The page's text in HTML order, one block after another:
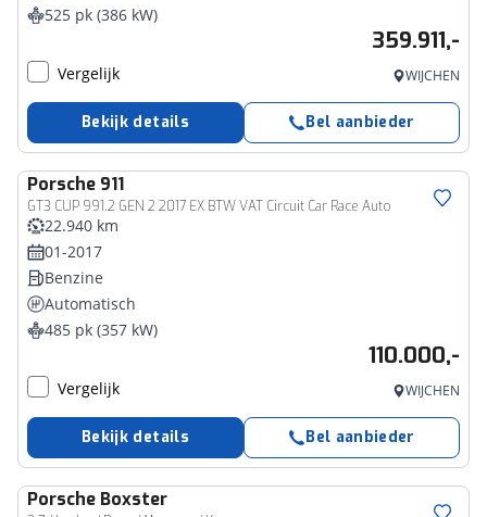
525 pk (386 kW)
359.911,-
Vergelijk WIJCHEN
Bekijk details Bel aanbieder
Porsche 911
GT3 CUP 991.2 GEN 2 2017 EX BTW VAT Circuit Car Race Auto
22.940 km
01-2017
Benzine
Automatisch
485 pk (357 kW)
110.000,-
Vergelijk WIJCHEN
Bekijk details Bel aanbieder
Porsche Boxster